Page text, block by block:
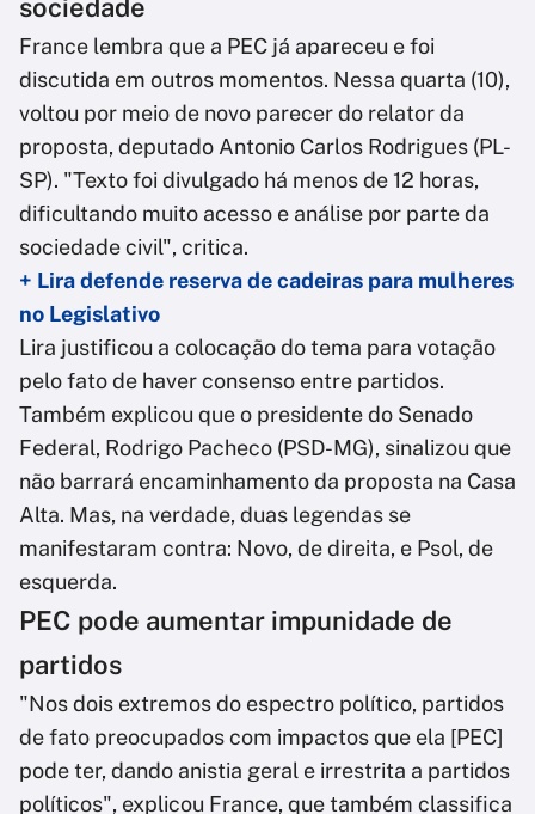
sociedade
France lembra que a PEC já apareceu e foi
discutida em outros momentos. Nessa quarta (10),
voltou por meio de novo parecer do relator da
proposta, deputado Antonio Carlos Rodrigues (PL-
SP). "Texto foi divulgado há menos de 12 horas,
dificultando muito acesso e análise por parte da
sociedade civil", critica.
+ Lira defende reserva de cadeiras para mulheres
no Legislativo
Lira justificou a colocação do tema para votação
pelo fato de haver consenso entre partidos.
Também explicou que o presidente do Senado
Federal, Rodrigo Pacheco (PSD-MG), sinalizou que
não barrará encaminhamento da proposta na Casa
Alta. Mas, na verdade, duas legendas se
manifestaram contra: Novo, de direita, e Psol, de
esquerda.
PEC pode aumentar impunidade de
partidos
"Nos dois extremos do espectro político, partidos
de fato preocupados com impactos que ela [PEC]
pode ter, dando anistia geral e irrestrita a partidos
políticos", explicou France, que também classifica